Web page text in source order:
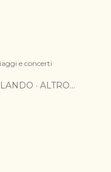
e concerti
ALTRO…